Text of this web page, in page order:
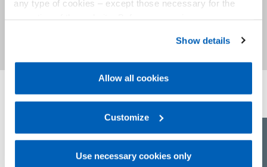
any type of cookies – except those necessary for the
Gefran - Cookie
policy.
regarding processing of personal data, at the following
Gefran - Privacy Policy.
Show details
Allow all cookies
Customize
Use necessary cookies only
众多操作员支持任务，且绝不会影响机器控制。